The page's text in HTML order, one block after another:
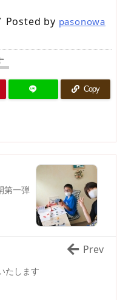
Posted by pasonowa
Copy
第一弾
たします
Prev